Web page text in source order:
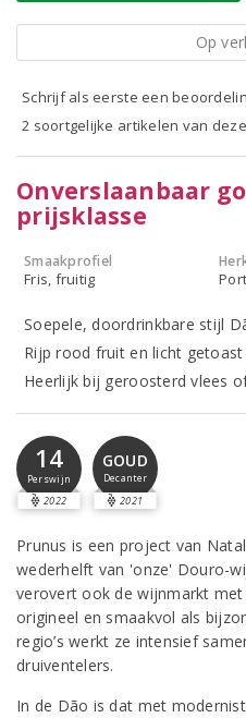
Op
Schrijf als eerste een
2 soortgelijke artikelen van
Onverslaanbaar
prijsklasse
Smaakprofiel
Fris, fruitig
Soepele, doordrinkbare stijl
Rijp rood fruit en licht getoast
Heerlijk bij geroosterd vlees
14
Perswijn
2022
GOUD
Decanter
2021
Prunus is een project van
wederhelft van 'onze' Douro-
verovert ook de wijnmarkt
origineel en smaakvol als
regio’s werkt ze intensief
druiventelers.
In de Dão is dat met